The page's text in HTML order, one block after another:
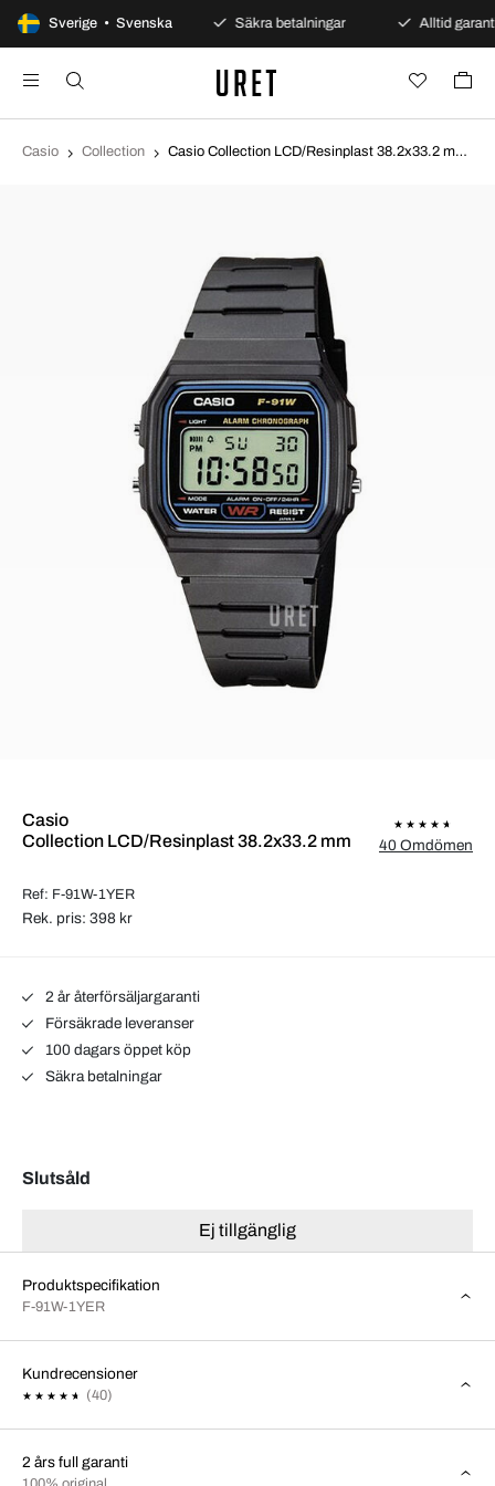
Sverige • Svenska
100 dagars öppet köp Säkra betalningar Alltid garanti
Casio Collection Casio Collection LCD/Resinplast 38.2x33.2 mm F-91W-1YER
Casio
Collection LCD/Resinplast 38.2x33.2 mm
Ref: F-91W-1YER
40 Omdömen
Rek. pris: 398 kr
2 år återförsäljargaranti
Försäkrade leveranser
100 dagars öppet köp
Säkra betalningar
Slutsåld
Ej tillgänglig
Produktspecifikation
F-91W-1YER
Kundrecensioner
(40)
2 års full garanti